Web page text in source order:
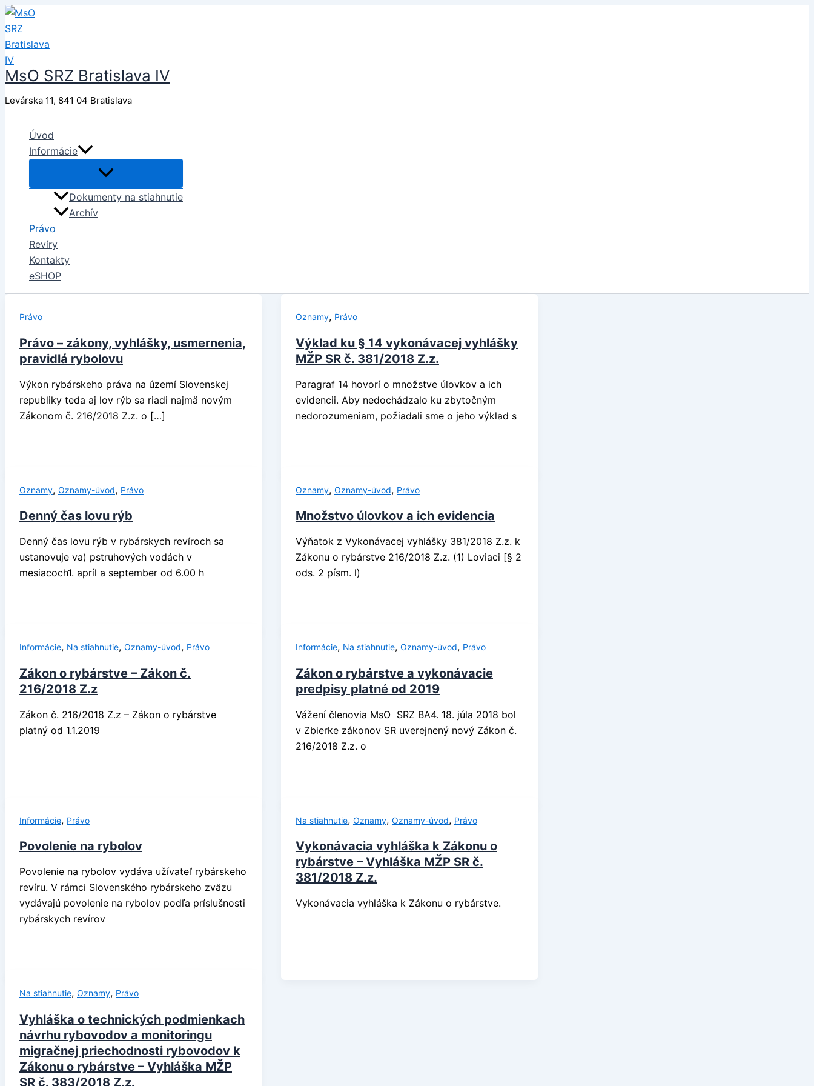
Preskočiť
na
obsah
MsO SRZ Bratislava IV
Levárska 11, 841 04 Bratislava
Úvod
Informácie
Dokumenty na stiahnutie
Archív
Právo
Revíry
Kontakty
eSHOP
Právo
Právo – zákony, vyhlášky, usmernenia,
pravidlá rybolovu
Výkon rybárskeho práva na území Slovenskej
republiky teda aj lov rýb sa riadi najmä novým
Zákonom č. 216/2018 Z.z. o […]
Oznamy, Právo
Výklad ku § 14 vykonávacej vyhlášky
MŽP SR č. 381/2018 Z.z.
Paragraf 14 hovorí o množstve úlovkov a ich
evidencii. Aby nedochádzalo ku zbytočným
nedorozumeniam, požiadali sme o jeho výklad s
Oznamy, Oznamy-úvod, Právo
Denný čas lovu rýb
Denný čas lovu rýb v rybárskych revíroch sa
ustanovuje va) pstruhových vodách v
mesiacoch1. apríl a september od 6.00 h
Oznamy, Oznamy-úvod, Právo
Množstvo úlovkov a ich evidencia
Výňatok z Vykonávacej vyhlášky 381/2018 Z.z. k
Zákonu o rybárstve 216/2018 Z.z. (1) Loviaci [§ 2
ods. 2 písm. l)
Informácie, Na stiahnutie, Oznamy-úvod, Právo
Zákon o rybárstve – Zákon č.
216/2018 Z.z
Zákon č. 216/2018 Z.z – Zákon o rybárstve
platný od 1.1.2019
Informácie, Na stiahnutie, Oznamy-úvod, Právo
Zákon o rybárstve a vykonávacie
predpisy platné od 2019
Vážení členovia MsO SRZ BA4. 18. júla 2018 bol
v Zbierke zákonov SR uverejnený nový Zákon č.
216/2018 Z.z. o
Informácie, Právo
Povolenie na rybolov
Povolenie na rybolov vydáva užívateľ rybárskeho
revíru. V rámci Slovenského rybárskeho zväzu
vydávajú povolenie na rybolov podľa príslušnosti
rybárskych revírov
Na stiahnutie, Oznamy, Oznamy-úvod, Právo
Vykonávacia vyhláška k Zákonu o
rybárstve – Vyhláška MŽP SR č.
381/2018 Z.z.
Vykonávacia vyhláška k Zákonu o rybárstve.
Na stiahnutie, Oznamy, Právo
Vyhláška o technických podmienkach
návrhu rybovodov a monitoringu
migračnej priechodnosti rybovodov k
Zákonu o rybárstve – Vyhláška MŽP
SR č. 383/2018 Z.z.